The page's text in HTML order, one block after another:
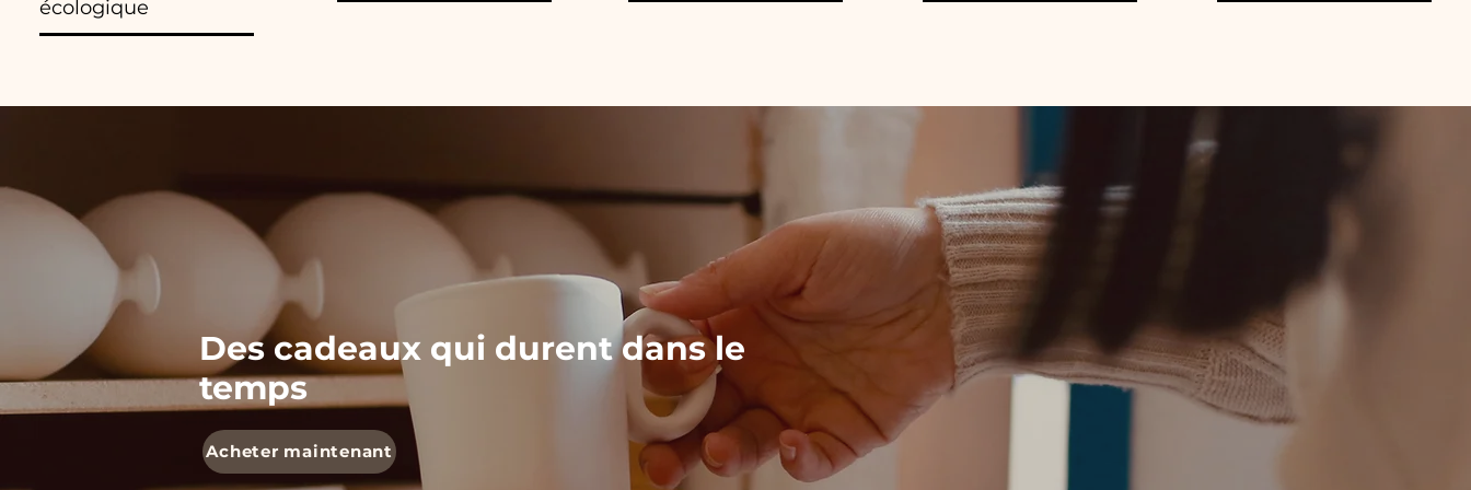
écologique
Des cadeaux qui durent dans le
temps
Acheter maintenant